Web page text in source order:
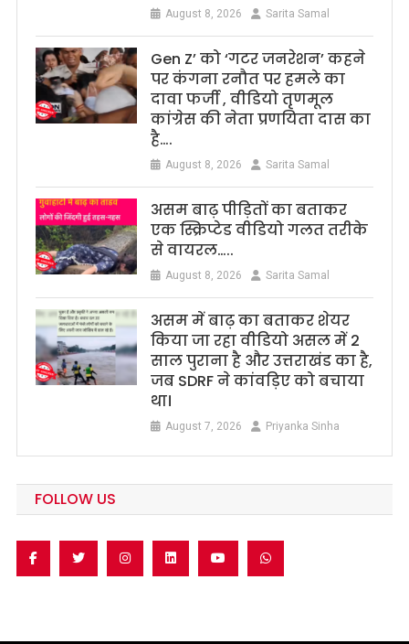
August 8, 2026 Sarita Samal
Gen Z’ को ‘गटर जनरेशन’ कहने
पर कंगना रनौत पर हमले का
दावा फर्जी , वीडियो तृणमूल
कांग्रेस की नेता प्रणयिता दास का
है….
August 8, 2026 Sarita Samal
असम बाढ़ पीड़ितों का बताकर
एक स्क्रिप्टेड वीडियो गलत तरीके
से वायरल…..
August 8, 2026 Sarita Samal
असम में बाढ़ का बताकर शेयर
किया जा रहा वीडियो असल में 2
साल पुराना है और उत्तराखंड का है,
जब SDRF ने कांवड़िए को बचाया
था।
August 7, 2026 Priyanka Sinha
FOLLOW US